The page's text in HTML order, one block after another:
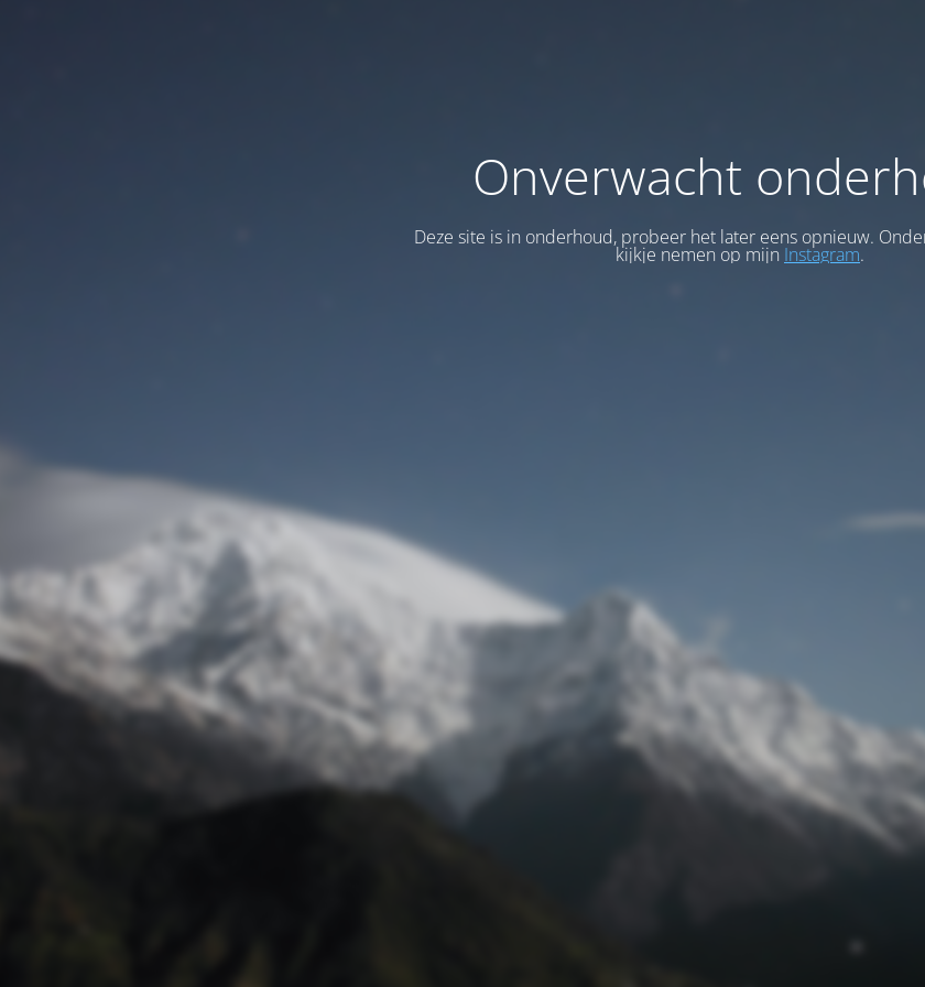
Onverwacht
Deze site is in onderhoud, probeer het later eens opnieuw.
kijkje nemen op mijn Instagram.